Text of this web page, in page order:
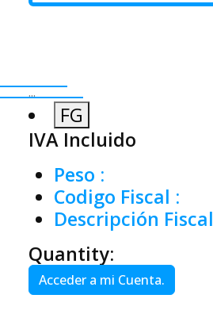
...
FG
IVA Incluido
Peso :
Codigo Fiscal :
Descripción Fiscal
Quantity:
Acceder a mi Cuenta.